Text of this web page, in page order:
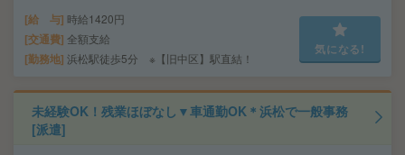
給 与 時給1420円
交通費 全額支給
勤務地 浜松駅徒歩5分 ※【旧中区】駅直結！
気になる!
未経験OK！残業ほぼなし▼車通勤OK＊浜松で一般事務
[派遣]